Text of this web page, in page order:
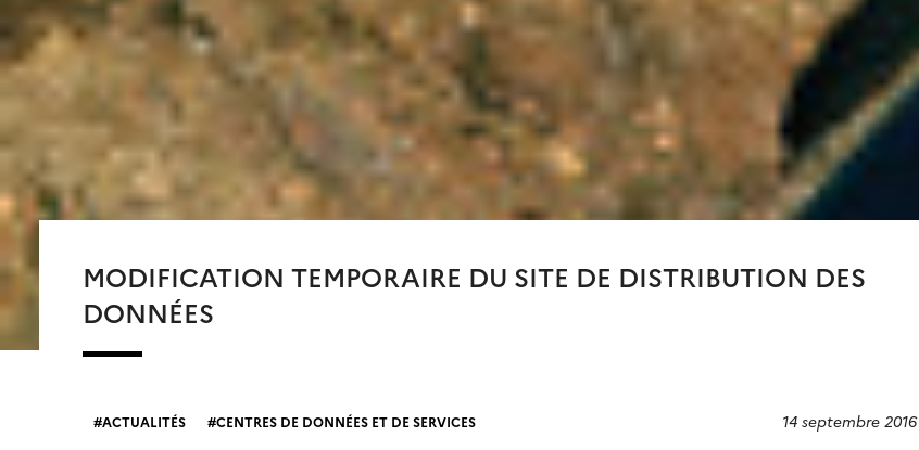
MODIFICATION TEMPORAIRE DU SITE DE DISTRIBUTION DES
DONNÉES
ACTUALITÉS CENTRES DE DONNÉES ET DE SERVICES 14 septembre 2016